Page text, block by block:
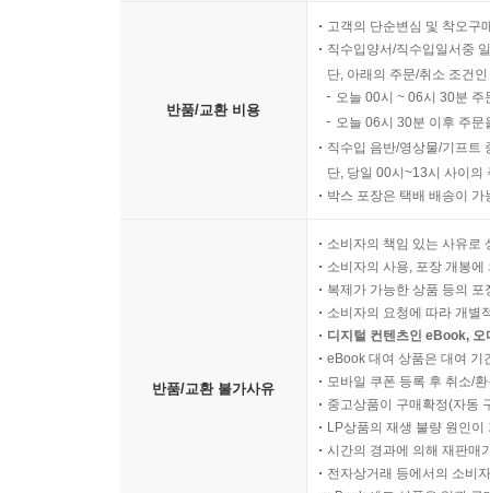
반품/교환 비용
고객의 단순변심 및 착오구
직수입양서/직수입일서중
단, 아래의 주문/취소 조건
오늘 00시 ~ 06시 30분
오늘 06시 30분 이후 주
직수입 음반/영상물/기프트
단, 당일 00시~13시 사이의
박스 포장은 택배 배송이
반품/교환 불가사유
소비자의 책임 있는 사유로
소비자의 사용, 포장 개봉
복제가 가능한 상품 등의
소비자의 요청에 따라 개별
디지털 컨텐츠인 eBook,
eBook 대여 상품은 대여 기
모바일 쿠폰 등록 후 취소/
중고상품이 구매확정(자동
LP상품의 재생 불량 원인
시간의 경과에 의해 재판매
전자상거래 등에서의 소비